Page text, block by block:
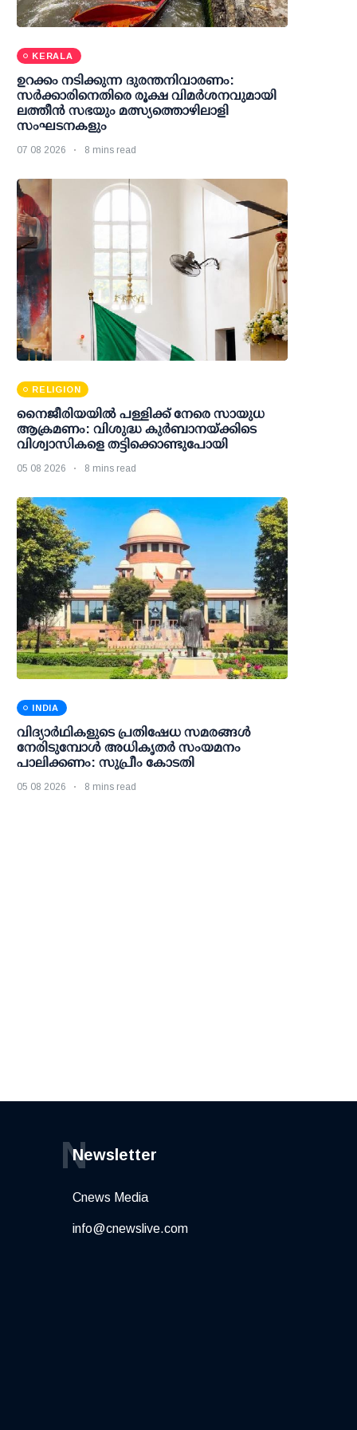
KERALA
ഉറക്കം നടിക്കുന്ന ദുരന്തനിവാരണം:
സര്‍ക്കാരിനെതിരെ രൂക്ഷ വിമര്‍ശനവുമായി
ലത്തീന്‍ സഭയും മത്സ്യത്തൊഴിലാളി
സംഘടനകളും
07 08 2026 8 mins read
RELIGION
നൈജീരിയയിൽ പള്ളിക്ക് നേരെ സായുധ
ആക്രമണം: വിശുദ്ധ കുർബാനയ്ക്കിടെ
വിശ്വാസികളെ തട്ടിക്കൊണ്ടുപോയി
05 08 2026 8 mins read
INDIA
വിദ്യാര്‍ഥികളുടെ പ്രതിഷേധ സമരങ്ങള്‍
നേരിടുമ്പോള്‍ അധികൃതര്‍ സംയമനം
പാലിക്കണം: സുപ്രീം കോടതി
05 08 2026 8 mins read
Newsletter
N
Cnews Media
info@cnewslive.com